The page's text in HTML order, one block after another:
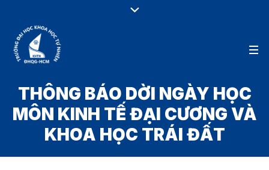
THÔNG BÁO DỜI NGÀY HỌC
MÔN KINH TẾ ĐẠI CƯƠNG VÀ
KHOA HỌC TRÁI ĐẤT